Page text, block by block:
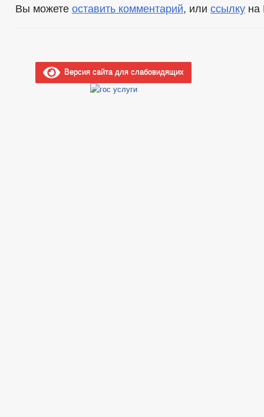
Вы можете оставить комментарий, или ссылку на
Версия сайта для слабовидящих